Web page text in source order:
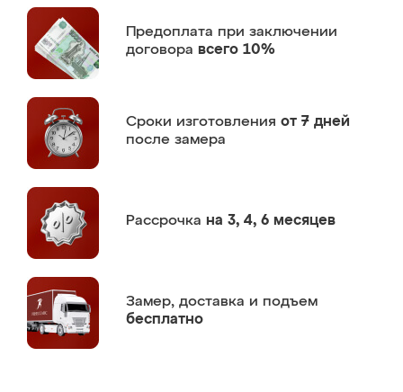
Предоплата при заключении
договора всего 10%
Сроки изготовления от 7 дней
после замера
Рассрочка на 3, 4, 6 месяцев
Замер, доставка и подъем
бесплатно